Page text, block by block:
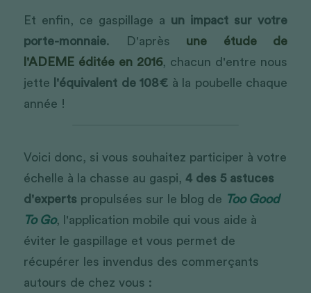
Et enfin, ce gaspillage a un impact sur votre
porte-monnaie. D'après une étude de
l'ADEME éditée en 2016, chacun d'entre nous
jette
l'équivalent de 108€ à la poubelle chaque
année !
Voici donc, si vous souhaitez participer à votre
échelle à la chasse au gaspi, 4 des 5 astuces
d'experts propulsées sur le blog de Too Good
To Go, l'application mobile qui vous aide à
éviter le gaspillage et vous permet de
récupérer les invendus des commerçants
autours de chez vous :